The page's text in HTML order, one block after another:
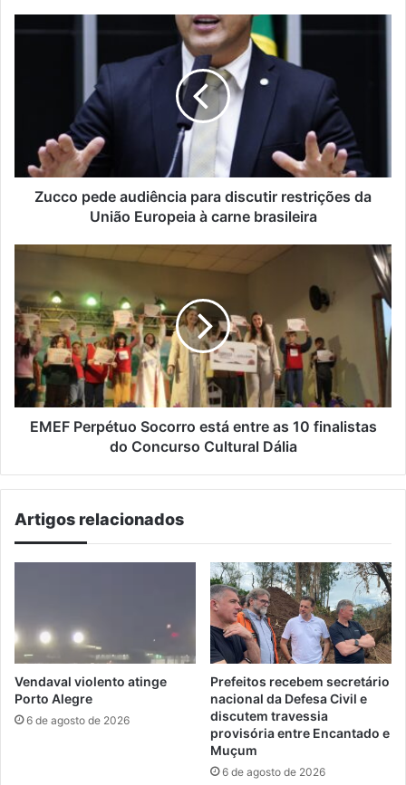
União
Europeia
Zucco pede audiência para discutir restrições da
União Europeia à carne brasileira
EMEF
Socorro
está
entre
as
10
finalistas
do
Concurso
EMEF Perpétuo Socorro está entre as 10 finalistas
do Concurso Cultural Dália
Artigos relacionados
Vendaval violento atinge
Porto Alegre
6 de agosto de 2026
Prefeitos recebem secretário
nacional da Defesa Civil e
discutem travessia
provisória entre Encantado e
Muçum
6 de agosto de 2026